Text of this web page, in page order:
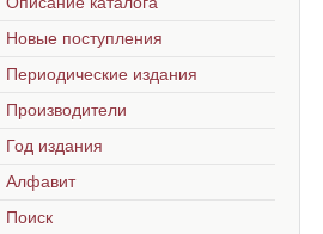
Новые поступления
Периодические издания
Производители
Год издания
Алфавит
Поиск